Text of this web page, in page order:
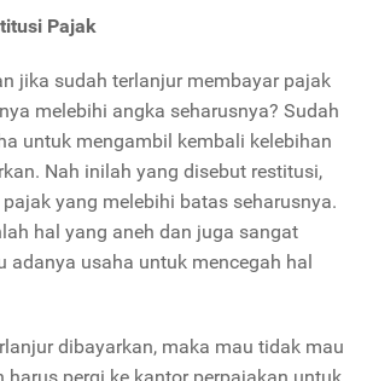
Pajak
jika sudah terlanjur membayar pajak
melebihi angka seharusnya? Sudah
untuk mengambil kembali kelebihan
Nah inilah yang disebut restitusi,
yang melebihi batas seharusnya.
hal yang aneh dan juga sangat
adanya usaha untuk mencegah hal
dibayarkan, maka mau tidak mau